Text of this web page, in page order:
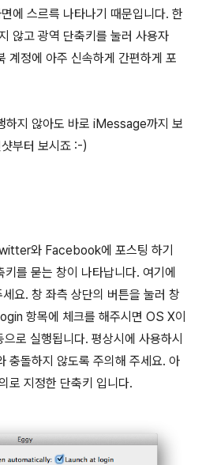
에 스르륵 나타나기 때문입니다. 한
않고 광역 단축키를 눌러 사용자
계정에 아주 신속하게 간편하게 포
하지 않아도 바로 iMessage까지 보
부터 보시죠 :-)
와 Facebook에 포스팅 하기
를 묻는 창이 나타납니다. 여기에
요. 창 좌측 상단의 버튼을 눌러 창
항목에 체크를 해주시면 OS X이
로 실행됩니다. 평상시에 사용하시
충돌하지 않도록 주의해 주세요. 아
로 지정한 단축키 입니다.